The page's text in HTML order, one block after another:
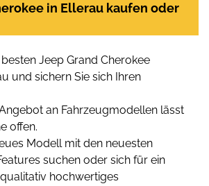
in Ellerau kaufen oder
Jeep Grand Cherokee
und sichern Sie sich Ihren
an Fahrzeugmodellen lässt
offen.
Modell mit den neuesten
suchen oder sich für ein
hochwertiges